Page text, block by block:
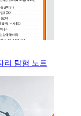
리 탐험 노트